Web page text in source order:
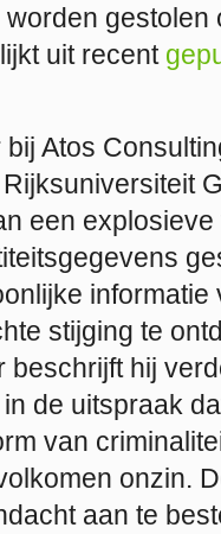
worden
uit recent
Atos
een explosieve
informatie
stijging te
beschrijft hij
de uitspraak
van
onzin.
aan te